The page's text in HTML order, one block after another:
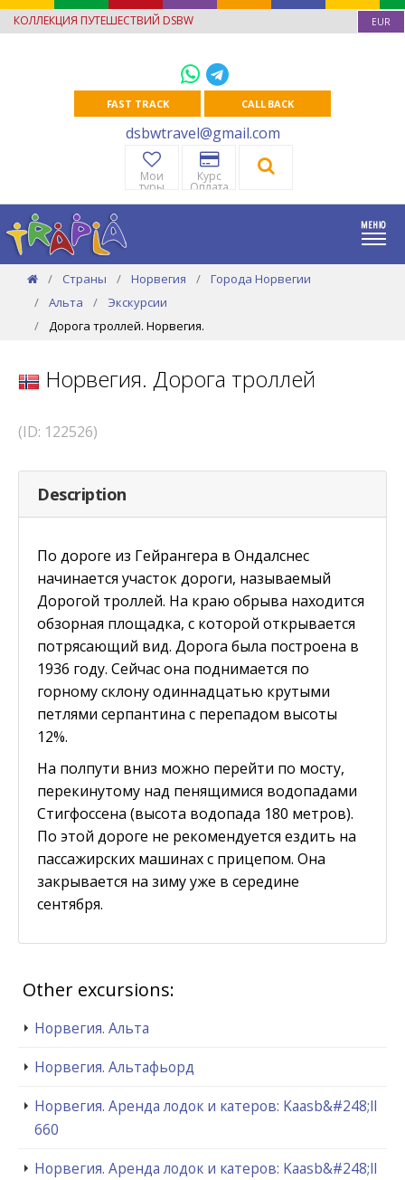
КОЛЛЕКЦИЯ ПУТЕШЕСТВИЙ DSBW EUR
FAST TRACK CALL BACK
dsbwtravel@gmail.com
Мои
туры
Курс
Оплата
Страны Норвегия
Города Норвегии
Альта
Экскурсии
Дорога троллей. Норвегия.
Норвегия. Дорога троллей
(ID: 122526)
Description
По дороге из Гейрангера в Ондалснес
начинается участок дороги, называемый
Дорогой троллей. На краю обрыва находится
обзорная площадка, с которой открывается
потрясающий вид. Дорога была построена в
1936 году. Сейчас она поднимается по
горному склону одиннадцатью крутыми
петлями серпантина с перепадом высоты
12%.
На полпути вниз можно перейти по мосту,
перекинутому над пенящимися водопадами
Стигфоссена (высота водопада 180 метров).
По этой дороге не рекомендуется ездить на
пассажирских машинах с прицепом. Она
закрывается на зиму уже в середине
сентября.
Other excursions:
Норвегия. Альта
Норвегия. Альтафьорд
Норвегия. Аренда лодок и катеров: Kaasb&#248;ll
660
Норвегия. Аренда лодок и катеров: Kaasb&#248;ll